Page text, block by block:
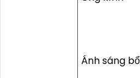
Ánh sáng